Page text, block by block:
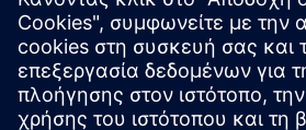
Sustainability X-
Are you curious how to drive